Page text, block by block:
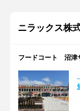
ニラックス株
フードコート 沼津